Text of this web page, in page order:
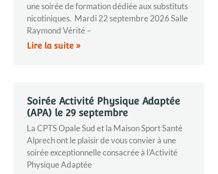
une soirée de formation dédiée aux substituts
nicotiniques. Mardi 22 septembre 2026 Salle
Raymond Vérité –
Lire la suite »
Soirée Activité Physique Adaptée
(APA) le 29 septembre
La CPTS Opale Sud et la Maison Sport Santé
Alprech ont le plaisir de vous convier à une
soirée exceptionnelle consacrée à l’Activité
Physique Adaptée